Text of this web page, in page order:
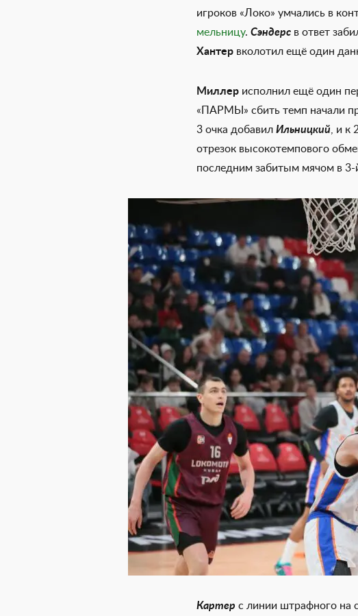
игроков «Локо» умчались в
мельницу. Сэндерс в ответ
Хантер вколотил ещё один
Миллер исполнил ещё один
«ПАРМЫ» сбить темп начали
3 очка добавил Ильницкий , и
отрезок высокотемпового
последним забитым мячом в 3-
Картер с линии штрафного на